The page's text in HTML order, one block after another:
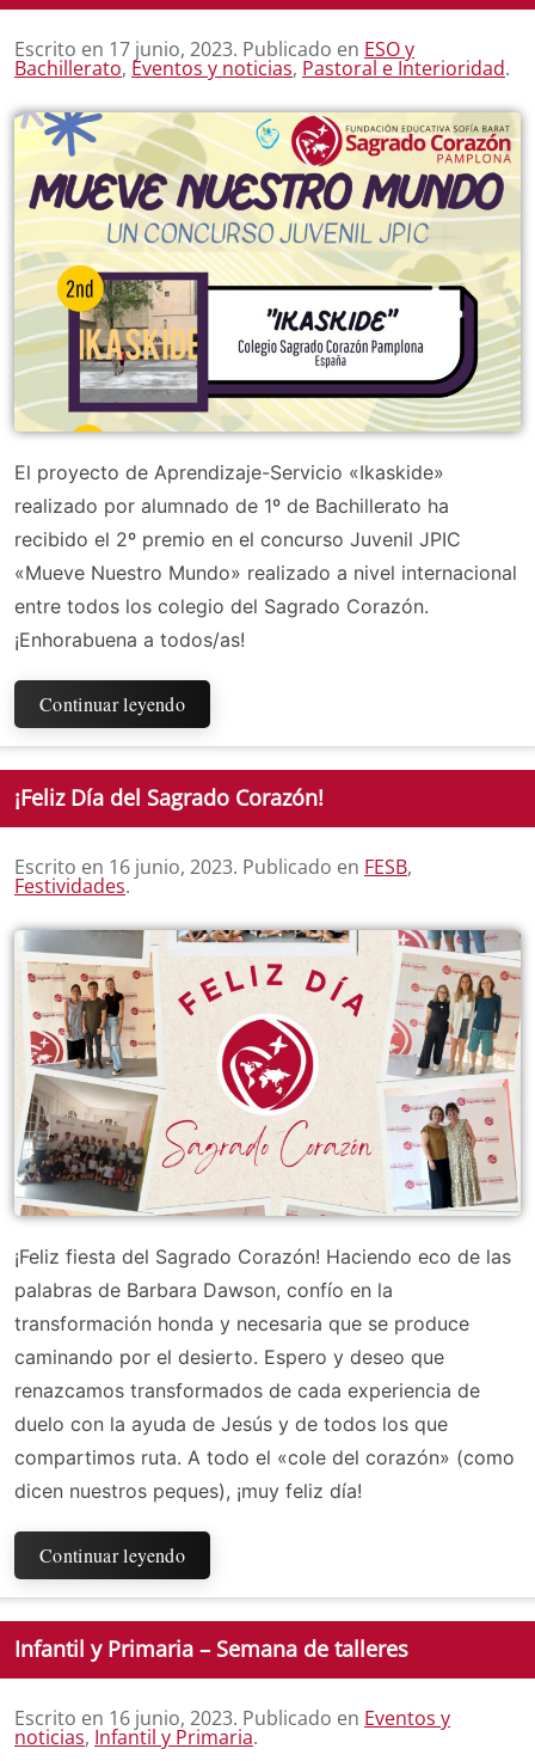
Escrito en 17 junio, 2023. Publicado en ESO y
Bachillerato, Eventos y noticias, Pastoral e Interioridad.
El proyecto de Aprendizaje-Servicio «Ikaskide»
realizado por alumnado de 1º de Bachillerato ha
recibido el 2º premio en el concurso Juvenil JPIC
«Mueve Nuestro Mundo» realizado a nivel internacional
entre todos los colegio del Sagrado Corazón.
¡Enhorabuena a todos/as!
Continuar leyendo
¡Feliz Día del Sagrado Corazón!
Escrito en 16 junio, 2023. Publicado en FESB,
Festividades.
¡Feliz fiesta del Sagrado Corazón! Haciendo eco de las
palabras de Barbara Dawson, confío en la
transformación honda y necesaria que se produce
caminando por el desierto. Espero y deseo que
renazcamos transformados de cada experiencia de
duelo con la ayuda de Jesús y de todos los que
compartimos ruta. A todo el «cole del corazón» (como
dicen nuestros peques), ¡muy feliz día!
Continuar leyendo
Infantil y Primaria – Semana de talleres
Escrito en 16 junio, 2023. Publicado en Eventos y
noticias, Infantil y Primaria.